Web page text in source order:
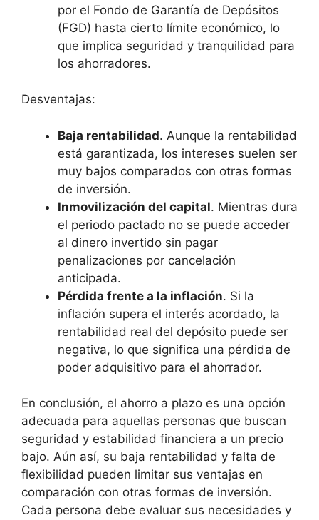
por el Fondo de Garantía de Depósitos
(FGD) hasta cierto límite económico, lo
que implica seguridad y tranquilidad para
los ahorradores.
Desventajas:
Baja rentabilidad. Aunque la rentabilidad
está garantizada, los intereses suelen ser
muy bajos comparados con otras formas
de inversión.
Inmovilización del capital. Mientras dura
el periodo pactado no se puede acceder
al dinero invertido sin pagar
penalizaciones por cancelación
anticipada.
Pérdida frente a la inflación. Si la
inflación supera el interés acordado, la
rentabilidad real del depósito puede ser
negativa, lo que significa una pérdida de
poder adquisitivo para el ahorrador.
En conclusión, el ahorro a plazo es una opción
adecuada para aquellas personas que buscan
seguridad y estabilidad financiera a un precio
bajo. Aún así, su baja rentabilidad y falta de
flexibilidad pueden limitar sus ventajas en
comparación con otras formas de inversión.
Cada persona debe evaluar sus necesidades y